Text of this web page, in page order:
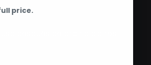
después de prohibiciones.
price.